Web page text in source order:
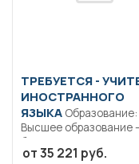
ТРЕБУЕТСЯ -
ИНОСТРАННОГО
ЯЗЫКА
Высшее образование
бакалавриат..
Придерживаться
от 35 221 руб.